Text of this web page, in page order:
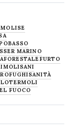
MARINO
FORESTALE FURTO
MOLISANI
SANITÀ
TERMOLI
FUOCO